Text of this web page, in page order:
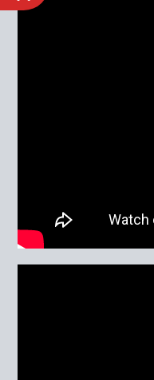
ACCESIBILIDAD